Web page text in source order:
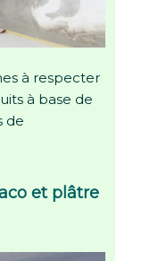
à respecter
à base de
de
et plâtre